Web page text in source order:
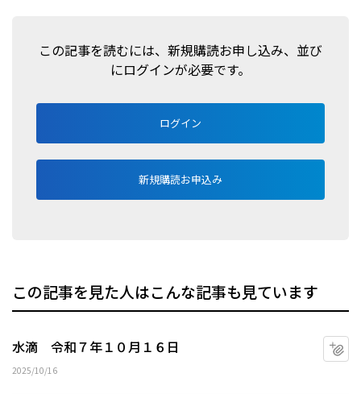
この記事を読むには、新規購読お申し込み、並び
にログインが必要です。
ログイン
新規購読お申込み
この記事を見た人はこんな記事も見ています
水滴 令和７年１０月１６日
2025/10/16